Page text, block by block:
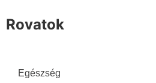
Rovatok
Egészség